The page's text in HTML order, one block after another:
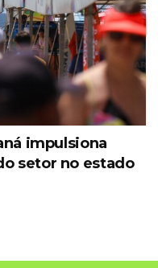
impulsiona
setor no estado